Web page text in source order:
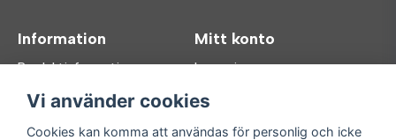
Information
Produktinformation
FAQ
Mitt konto
Logga in
Glömt lösenord?
Vi använder cookies
Cookies kan komma att användas för personlig och icke